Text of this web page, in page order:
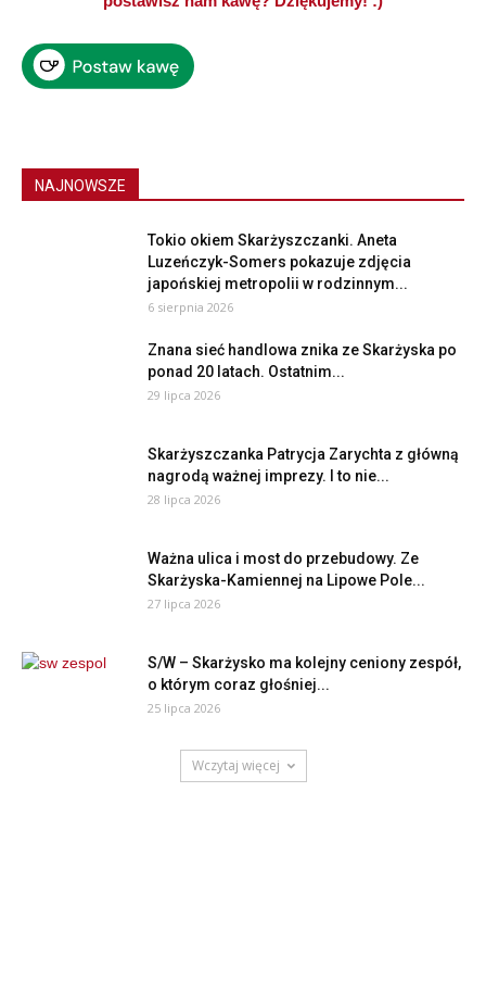
NAJNOWSZE
Tokio okiem Skarżyszczanki. Aneta
Luzeńczyk-Somers pokazuje zdjęcia
japońskiej metropolii w rodzinnym...
6 sierpnia 2026
Znana sieć handlowa znika ze Skarżyska po
ponad 20 latach. Ostatnim...
29 lipca 2026
Skarżyszczanka Patrycja Zarychta z główną
nagrodą ważnej imprezy. I to nie...
28 lipca 2026
Ważna ulica i most do przebudowy. Ze
Skarżyska-Kamiennej na Lipowe Pole...
27 lipca 2026
S/W – Skarżysko ma kolejny ceniony zespół,
o którym coraz głośniej...
25 lipca 2026
Wczytaj więcej